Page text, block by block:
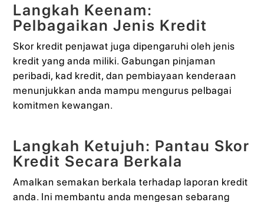
Langkah Keenam:
Pelbagaikan Jenis Kredit
Skor kredit penjawat juga dipengaruhi oleh jenis
kredit yang anda miliki. Gabungan pinjaman
peribadi, kad kredit, dan pembiayaan kenderaan
menunjukkan anda mampu mengurus pelbagai
komitmen kewangan.
Langkah Ketujuh: Pantau Skor
Kredit Secara Berkala
Amalkan semakan berkala terhadap laporan kredit
anda. Ini membantu anda mengesan sebarang